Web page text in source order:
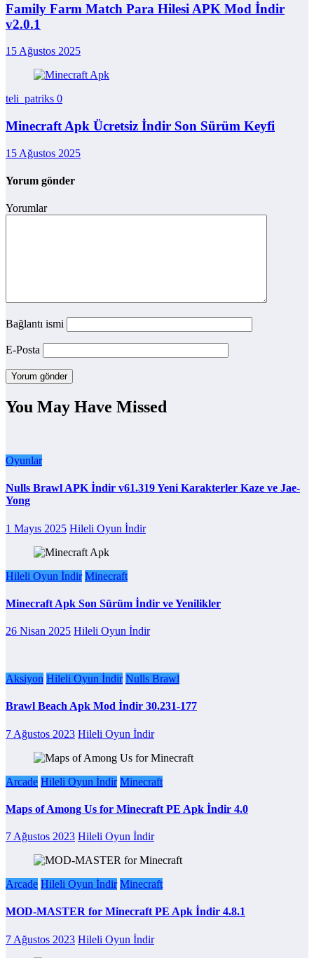
Family Farm Match Para Hilesi APK Mod İndir
v2.0.1
15 Ağustos 2025
teli_patriks 0
Minecraft Apk Ücretsiz İndir Son Sürüm Keyfi
15 Ağustos 2025
Yorum gönder
Yorumlar
Bağlantı ismi
E-Posta
You May Have Missed
Oyunlar
Nulls Brawl APK İndir v61.319 Yeni Karakterler Kaze ve Jae-
Yong
1 Mayıs 2025 Hileli Oyun İndir
Hileli Oyun İndir Minecraft
Minecraft Apk Son Sürüm İndir ve Yenilikler
26 Nisan 2025 Hileli Oyun İndir
Aksiyon Hileli Oyun İndir Nulls Brawl
Brawl Beach Apk Mod İndir 30.231-177
7 Ağustos 2023 Hileli Oyun İndir
Arcade Hileli Oyun İndir Minecraft
Maps of Among Us for Minecraft PE Apk İndir 4.0
7 Ağustos 2023 Hileli Oyun İndir
Arcade Hileli Oyun İndir Minecraft
MOD-MASTER for Minecraft PE Apk İndir 4.8.1
7 Ağustos 2023 Hileli Oyun İndir